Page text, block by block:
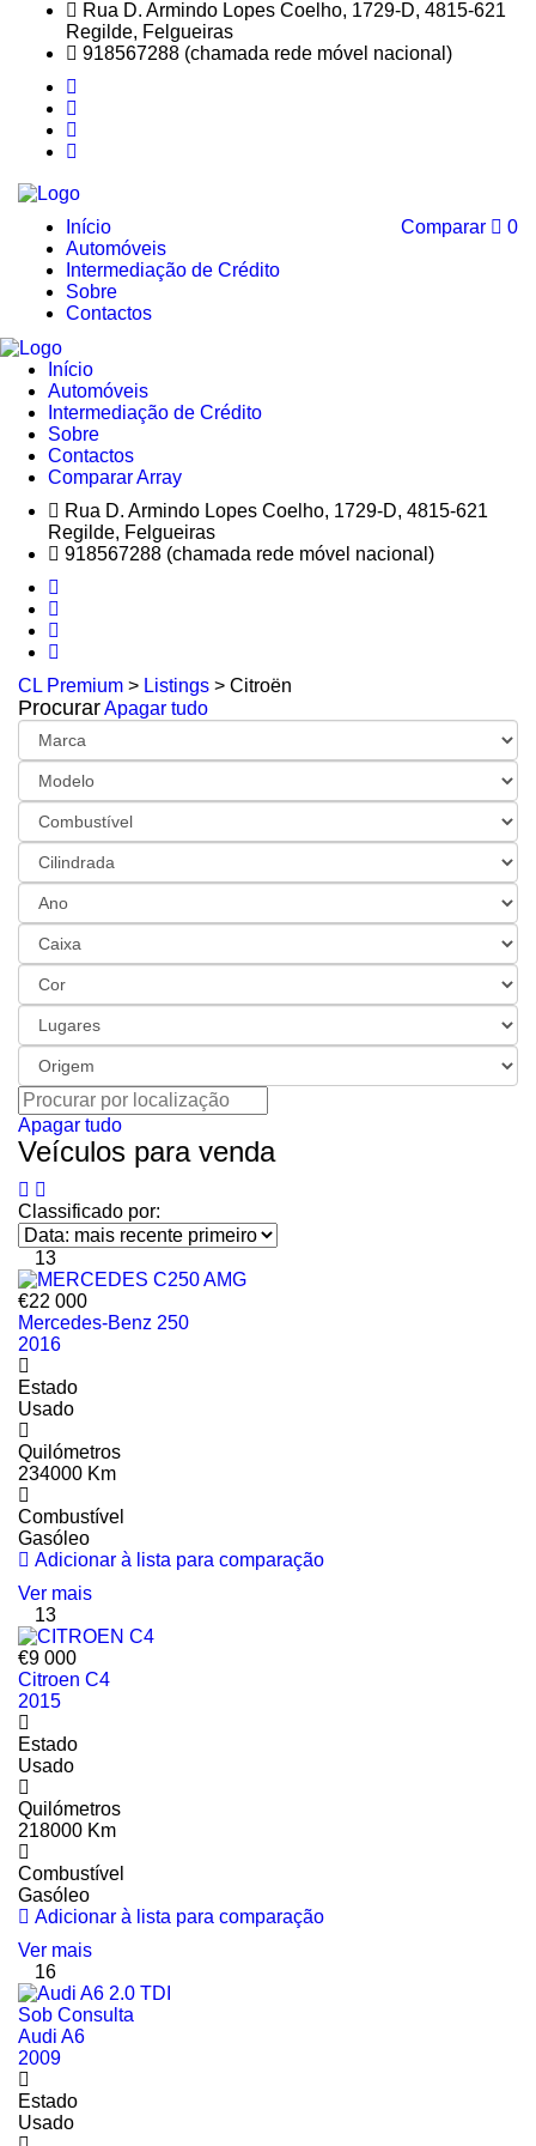
Rua D. Armindo Lopes Coelho, 1729-D, 4815-621
Regilde, Felgueiras
918567288 (chamada rede móvel nacional)
Comparar 0
Início
Automóveis
Intermediação de Crédito
Sobre
Contactos
Início
Automóveis
Intermediação de Crédito
Sobre
Contactos
CompararArray
Rua D. Armindo Lopes Coelho, 1729-D, 4815-621
Regilde, Felgueiras
918567288 (chamada rede móvel nacional)
CL Premium > Listings > Citroën
ProcurarApagar tudo
Apagar tudo
Veículos para venda
Classificado por:
13
€22 000
Mercedes-Benz 250
2016
Estado
Usado
Quilómetros
234000 Km
Combustível
Gasóleo
Adicionar à lista para comparação
Ver mais
13
€9 000
Citroen C4
2015
Estado
Usado
Quilómetros
218000 Km
Combustível
Gasóleo
Adicionar à lista para comparação
Ver mais
16
Sob Consulta
Audi A6
2009
Estado
Usado